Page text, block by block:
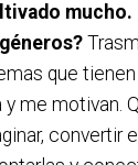
mucho.
que
y me motivan.
convertir